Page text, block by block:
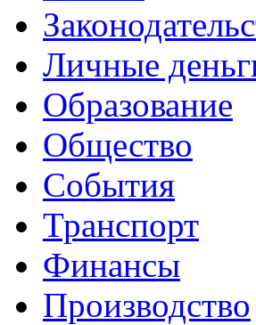
Личные
Образование
Общество
События
Транспорт
Финансы
Производство